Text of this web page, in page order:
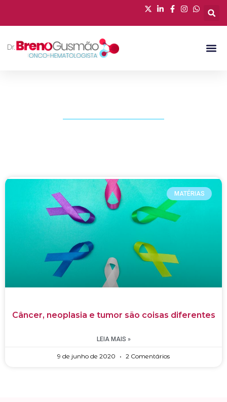
MATÉRIAS
Câncer, neoplasia e tumor são coisas diferentes
LEIA MAIS »
9 de junho de 2020 2 Comentários